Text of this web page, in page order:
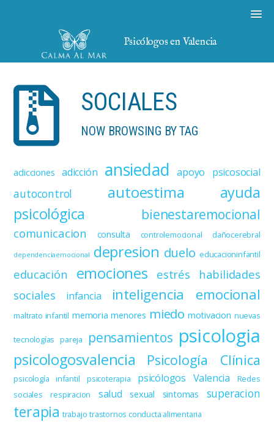
Psicólogos en Valencia
SOCIALES
NOW BROWSING BY TAG
adicciones adicción ansiedad apoyo psicosocial
autocontrol autoestima
ayuda
psicológica
bienestaremocional
comunicacion consulta controlemocional dañocerebral
dependenciaemocional depresion duelo educacioninfantil
educación emociones estrés
habilidades
sociales
infancia inteligencia emocional
maltrato infantil memoria menores miedo motivacion nuevas
tecnologías pareja pensamientos psicologia
psicologosvalencia Psicología Clínica
psicología infantil psicoterapia psicólogos Valencia
Redes
sociales
respiracion salud sexual sintomas superacion
terapia trabajo trastornos conducta alimentaria